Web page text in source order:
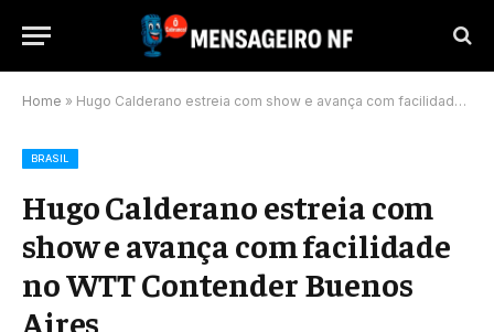
Home » Hugo Calderano estreia com show e avança com facilidade no WTT Contender Buenos Aires
BRASIL
Hugo Calderano estreia com
show e avança com facilidade
no WTT Contender Buenos
Aires